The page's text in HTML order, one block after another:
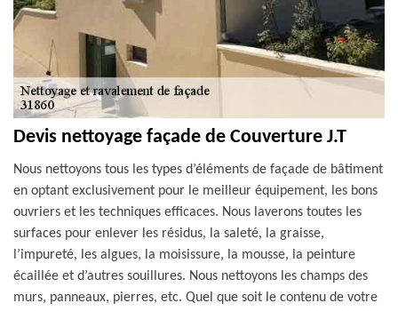
Devis nettoyage façade de Couverture J.T
Nous nettoyons tous les types d’éléments de façade de bâtiment
en optant exclusivement pour le meilleur équipement, les bons
ouvriers et les techniques efficaces. Nous laverons toutes les
surfaces pour enlever les résidus, la saleté, la graisse,
l’impureté, les algues, la moisissure, la mousse, la peinture
écaillée et d’autres souillures. Nous nettoyons les champs des
murs, panneaux, pierres, etc. Quel que soit le contenu de votre